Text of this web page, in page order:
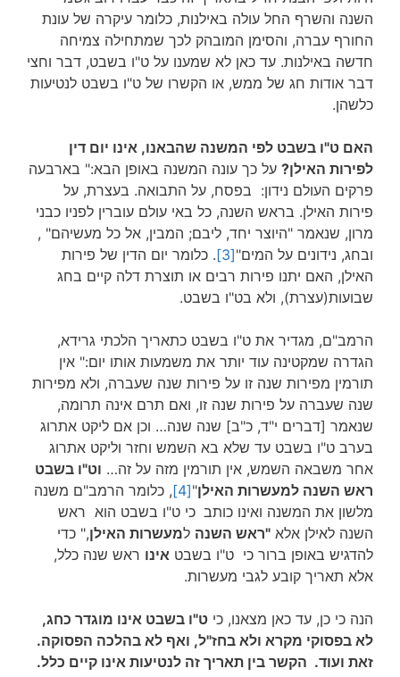
השנה והשרף החל עולה באילנות, כלומר עיקרה של עונת
החורף עברה, והסימן המובהק לכך שמתחילה צמיחה
חדשה באילנות. עד כאן לא שמענו על ט"ו בשבט, דבר וחצי
דבר אודות חג של ממש, או הקשרו של ט"ו בשבט לנטיעות
כלשהן.
האם ט"ו בשבט לפי המשנה שהבאנו, אינו יום דין
לפירות האילן? על כך עונה המשנה באופן הבא:" בארבעה
פרקים העולם נידון: בפסח, על התבואה. בעצרת, על
פירות האילן. בראש השנה, כל באי עולם עוברין לפניו כבני
מרון, שנאמר "היוצר יחד, ליבם; המבין, אל כל מעשיהם" ,
ובחג, נידונים על המים"[3]
. כלומר יום הדין של פירות
האילן, האם יתנו פירות רבים או תוצרת דלה קיים בחג
שבועות(עצרת), ולא בט"ו בשבט.
הרמב"ם, מגדיר את ט"ו בשבט כתאריך הלכתי גרידא,
הגדרה שמקטינה עוד יותר את משמעות אותו יום:" אין
תורמין מפירות שנה זו על פירות שנה שעברה, ולא מפירות
שנה שעברה על פירות שנה זו, ואם תרם אינה תרומה,
שנאמר [דברים י"ד, כ"ב] שנה שנה… וכן אם ליקט אתרוג
בערב ט"ו בשבט עד שלא בא השמש וחזר וליקט אתרוג
אחר משבאה השמש, אין תורמין מזה על זה… וט"ו בשבט
ראש השנה למעשרות האילן"
[4]
, כלומר הרמב"ם משנה
מלשון את המשנה ואינו כותב כי ט"ו בשבט הוא ראש
השנה לאילן אלא "ראש השנה למעשרות האילן," כדי
להדגיש באופן ברור כי ט"ו בשבט אינו ראש שנה כלל,
אלא תאריך קובע לגבי מעשרות.
הנה כי כן, עד כאן מצאנו, כי ט"ו בשבט אינו מוגדר כחג,
לא בפסוקי מקרא ולא בחז"ל, ואף לא בהלכה הפסוקה.
זאת ועוד. הקשר בין תאריך זה לנטיעות אינו קיים כלל.